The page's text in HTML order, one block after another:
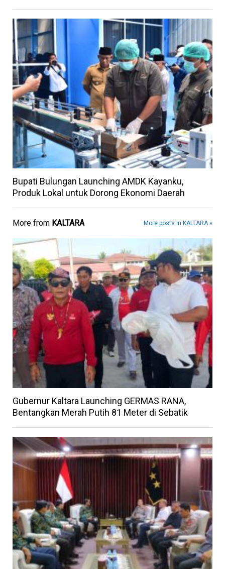
Bupati Bulungan Launching AMDK Kayanku,
Produk Lokal untuk Dorong Ekonomi Daerah
More from KALTARA More posts in KALTARA »
Gubernur Kaltara Launching GERMAS RANA,
Bentangkan Merah Putih 81 Meter di Sebatik